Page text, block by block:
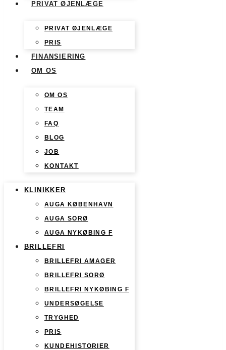
PRIVAT ØJENLÆGE
PRIVAT ØJENLÆGE
PRIS
FINANSIERING
OM OS
OM OS
TEAM
FAQ
BLOG
JOB
KONTAKT
KLINIKKER
AUGA KØBENHAVN
AUGA SORØ
AUGA NYKØBING F
BRILLEFRI
BRILLEFRI AMAGER
BRILLEFRI SORØ
BRILLEFRI NYKØBING F
UNDERSØGELSE
TRYGHED
PRIS
KUNDEHISTORIER